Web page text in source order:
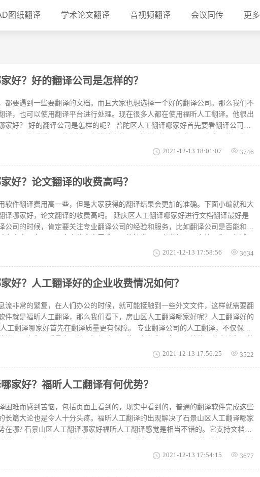
图纸翻译 学术论文翻译 音视频翻译 会议同传 更多
好？好的翻译公司是怎样的？
都要遇到一些要翻译的文档。而且大家也想选择一个好的翻译公司。那么我们不
译，也可以使用翻译平台进行处理。现在很多人都在使用福昕人工翻译。他很出
家好？ 好的翻译公司是怎样的呢？ 普陀区人工翻译哪家好首先要看翻译公司规
看看翻译公司是否有正规的营业执照，不要被冒牌公司给忽悠了。翻译公司客户
司信息齐全。正规机构的公司信息应该是全面而详实的。包括座机手机、QQ、
务完善。靠谱的翻译公司具有严格的质量管理措施和完善的售后服务保障。就上
工翻译哪家好
2021-12-13 18:01:07 3746
好？论文翻译的收费高吗？
软件翻译费用高一些，但是大家获得的翻译结果会更加的准确。下面小编就和大
译哪家好，论文翻译的收费高吗。 延庆区人工翻译哪家好进行文档翻译最好是
公司的时候，肯定要关注专业翻译公司的经验和服务，比如翻译公司是否能和客
选同类型的公司就服务对比，可以选出好的公司.。 论文翻译的收费高吗论文翻
费用也就是不到两千元。很多人想知道延庆区人工翻译哪家好，大家选择翻译公
2021-12-13 17:58:56 3634
好？人工翻译好的企业收费情况如何？
流非常的繁复，在人们办公的时候，就可能接触到一些外文文件，这样就需要翻
件就是福昕人工翻译，那么我们看下，房山区人工翻译哪家好呢？人工翻译好的
工翻译哪家好首先在翻译质量更有保障。 专业翻译公司的人工翻译，不仅保证
免出现词汇或者是语句内容上的偏差，专业公司的人工翻译，具有更好的实力优
词。 译员实时待命，提交订单时提示预计完成时间；每英文单词翻译成中文约
量上一般就很出色，比如福昕人工翻译就是可以选择的。而人工翻译在收费的时
2021-12-13 17:56:25 3522
家好？福昕人工翻译有何优势？
困难而感到苦恼，包括页面上看到的，现实中看到的，普通的翻译软件完成这些
长篇大论也是令人十分头疼。福昕人工翻译的出现解决了石景山区人工翻译哪家
在哪? 石景山区人工翻译哪家好福昕人工翻译感觉是相当不错的。它支持文档和
留原文排版译文和双语译文可以选择，遇上要求高和扫描件翻译选择专业翻译有
2021-12-13 17:54:15 3677